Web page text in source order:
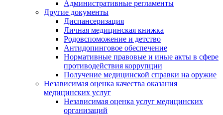
Административные регламенты
Другие документы
Диспансеризация
Личная медицинская книжка
Родовспоможение и детство
Антидопинговое обеспечение
Нормативные правовые и иные акты в сфере
противодействия коррупции
Получение медицинской справки на оружие
Независимая оценка качества оказания
медицинских услуг
Независимая оценка услуг медицинскиx
организаций